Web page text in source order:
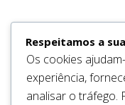
Respeitamos a
Os cookies
experiência,
analisar o tráfego.